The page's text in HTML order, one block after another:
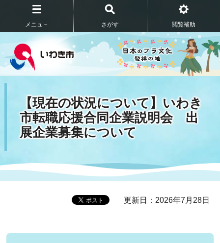
メニュ－ さがす 閲覧補助
【現在の状況について】いわき
市転職応援合同企業説明会 出
展企業募集について
更新日：2026年7月28日